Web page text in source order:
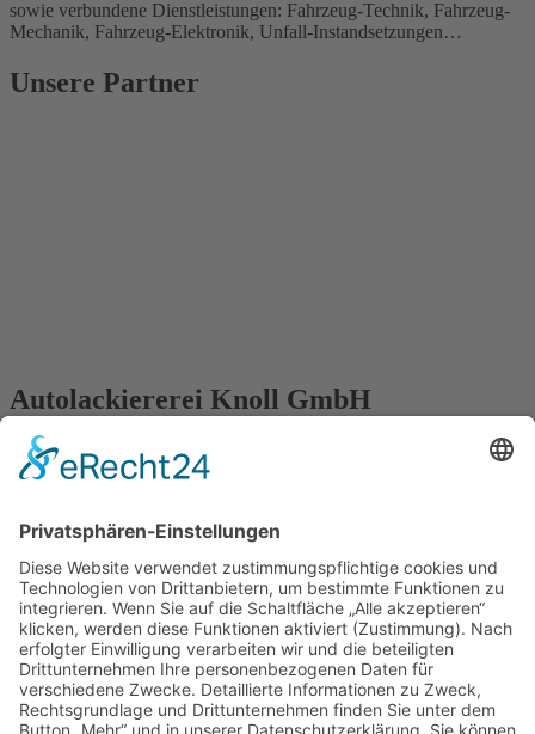
sowie verbundene Dienstleistungen: Fahrzeug-Technik, Fahrzeug-
Mechanik, Fahrzeug-Elektronik, Unfall-Instandsetzungen…
Unsere Partner
Autolackiererei Knoll GmbH
Karosseriefachbetrieb
Eisenstraße 49
(0 61 42) 82 95 -0
info@al-knoll.de
Öffnungszeiten
Unsere Geschäftszeiten sind:
Montag – Donnerstag: